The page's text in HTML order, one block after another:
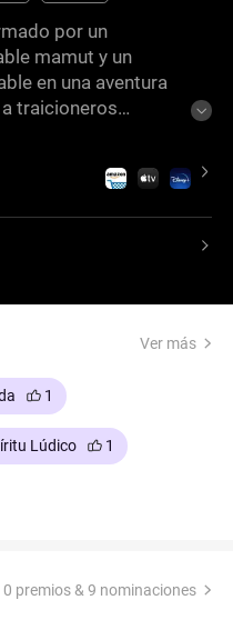
por un
mamut y un
en una aventura
traicioneros
salvaje lleno de
Ver más
1
Lúdico 1
0 premios & 9 nominaciones